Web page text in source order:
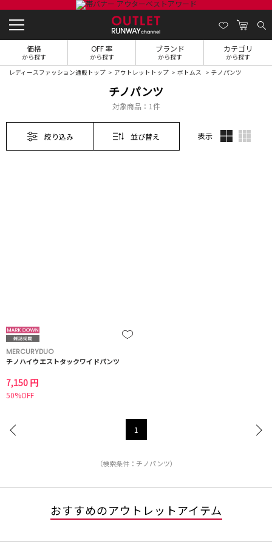
価格
から探す
OFF 率
から探す
ブランド
から探す
カテゴリ
から探す
レディースファッション通販トップ アウトレットトップ ボトムス チノパンツ
チノパンツ
対象商品： 1件
絞り込み 並び替え 表示
MERCURYDUO
チノハイウエストタックワイドパンツ
7,150 円
50%OFF
1
（検索条件：チノパンツ）
おすすめのアウトレットアイテム